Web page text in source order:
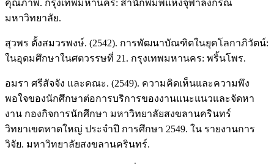
คุณภาพ. กรุงเทพมหานคร: สำนักพิมพ์แห่งจุฬาลงกรณ์
มหาวิทยาลัย.
สุวพร ตั้งสมวรพงษ์. (2542). การพัฒนาบัณฑิตในยุคโลกาภิวัตน์:
ในอุดมศึกษาในศตวรรษที่ 21. กรุงเทพมหานคร: พริ้นโพร.
อมรา ศรีสัจจัง และคณะ. (2549). ความคิดเห็นและความพึง
พอใจของนักศึกษาต่อการบริการของงานแนะแนวและจัดหา
งาน กองกิจการนักศึกษา มหาวิทยาลัยสงขลานครินทร์
วิทยาเขตหาดใหญ่ ประจำปี การศึกษา 2549. ใน รายงานการ
วิจัย. มหาวิทยาลัยสงขลานครินทร์.